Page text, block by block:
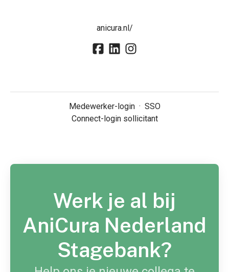
anicura.nl/
Medewerker-login · SSO
Connect-login sollicitant
Werk je al bij
AniCura Nederland
Stagebank?